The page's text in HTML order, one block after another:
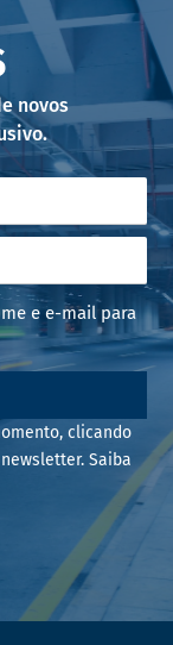
novos
e e-mail para
clicando
Saiba